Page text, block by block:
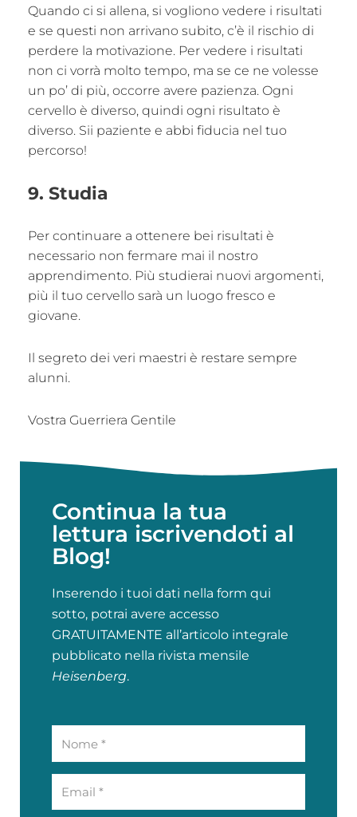
Quando ci si allena, si vogliono vedere i risultati
e se questi non arrivano subito, c’è il rischio di
perdere la motivazione. Per vedere i risultati
non ci vorrà molto tempo, ma se ce ne volesse
un po’ di più, occorre avere pazienza. Ogni
cervello è diverso, quindi ogni risultato è
diverso. Sii paziente e abbi fiducia nel tuo
percorso!
9. Studia
Per continuare a ottenere bei risultati è
necessario non fermare mai il nostro
apprendimento. Più studierai nuovi argomenti,
più il tuo cervello sarà un luogo fresco e
giovane.
Il segreto dei veri maestri è restare sempre
alunni.
Vostra Guerriera Gentile
Continua la tua
lettura iscrivendoti al
Blog!
Inserendo i tuoi dati nella form qui
sotto, potrai avere accesso
GRATUITAMENTE all’articolo integrale
pubblicato nella rivista mensile
Heisenberg.